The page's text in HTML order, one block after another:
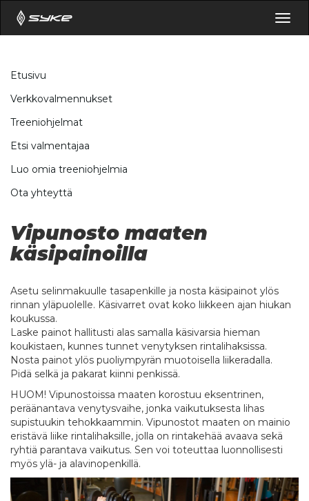
Etusivu
Verkkovalmennukset
Treeniohjelmat
Etsi valmentajaa
Luo omia treeniohjelmia
Ota yhteyttä
Vipunosto maaten
käsipainoilla
Asetu selinmakuulle tasapenkille ja nosta käsipainot ylös
rinnan yläpuolelle. Käsivarret ovat koko liikkeen ajan hiukan
koukussa.
Laske painot hallitusti alas samalla käsivarsia hieman
koukistaen, kunnes tunnet venytyksen rintalihaksissa.
Nosta painot ylös puoliympyrän muotoisella liikeradalla.
Pidä selkä ja pakarat kiinni penkissä.
HUOM! Vipunostoissa maaten korostuu eksentrinen,
peräänantava venytysvaihe, jonka vaikutuksesta lihas
supistuukin tehokkaammin. Vipunostot maaten on mainio
eristävä liike rintalihaksille, jolla on rintakehää avaava sekä
ryhtiä parantava vaikutus. Sen voi toteuttaa luonnollisesti
myös ylä- ja alavinopenkillä.